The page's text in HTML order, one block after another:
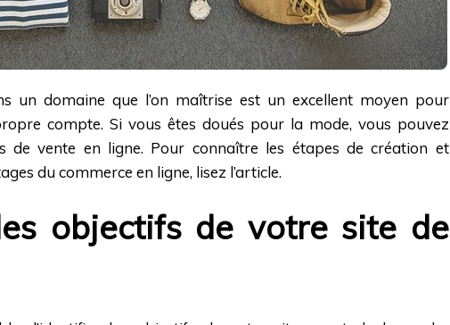
un domaine que l’on maîtrise est un excellent moyen pour
compte. Si vous êtes doués pour la mode, vous pouvez
de vente en ligne. Pour connaître les étapes de création et
du commerce en ligne, lisez l’article.
objectifs de votre site de